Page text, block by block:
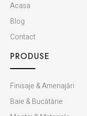
Acasa
Blog
Contact
PRODUSE
Finisaje & Amenajări
Baie & Bucătărie